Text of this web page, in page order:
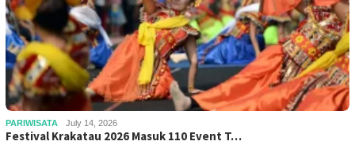
PARIWISATA July 14, 2026
Festival Krakatau 2026 Masuk 110 Event T…